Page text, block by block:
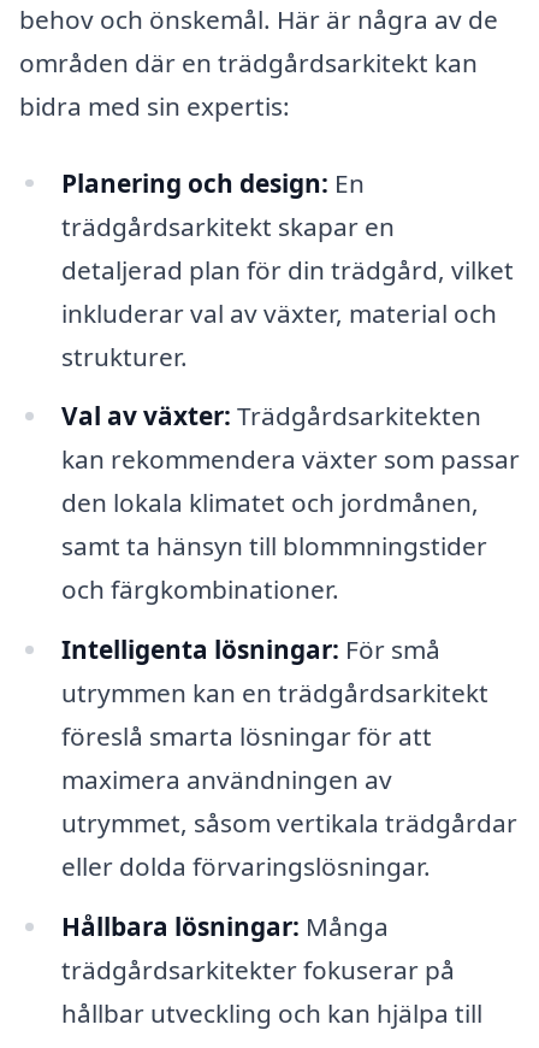
behov och önskemål. Här är några av de
områden där en trädgårdsarkitekt kan
bidra med sin expertis:
Planering och design: En
trädgårdsarkitekt skapar en
detaljerad plan för din trädgård, vilket
inkluderar val av växter, material och
strukturer.
Val av växter: Trädgårdsarkitekten
kan rekommendera växter som passar
den lokala klimatet och jordmånen,
samt ta hänsyn till blommningstider
och färgkombinationer.
Intelligenta lösningar: För små
utrymmen kan en trädgårdsarkitekt
föreslå smarta lösningar för att
maximera användningen av
utrymmet, såsom vertikala trädgårdar
eller dolda förvaringslösningar.
Hållbara lösningar: Många
trädgårdsarkitekter fokuserar på
hållbar utveckling och kan hjälpa till